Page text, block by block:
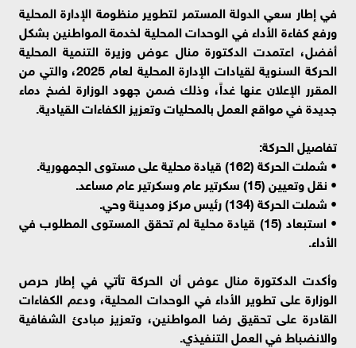
في إطار سعي الدولة المستمر لتطوير منظومة الإدارة المحلية
ورفع كفاءة الأداء في الوحدات المحلية لخدمة المواطنين بشكل
أفضل، اعتمدت الدكتورة منال عوض وزيرة التنمية المحلية
الحركة السنوية لقيادات الإدارة المحلية لعام 2025، والتي من
المقرر الإعلان عنها غداً، وذلك ضمن جهود الوزارة لضخ دماء
جديدة في مواقع العمل بالمحليات وتعزيز الكفاءات القيادية.
تفاصيل الحركة:
• شملت الحركة (162) قيادة محلية على مستوى الجمهورية.
• نقل وتعيين (15) سكرتير عام وسكرتير عام مساعد.
• شملت الحركة (134) رئيس مركز ومدينة وحي.
• استبعاد (15) قيادة محلية لم تحقق المستوى المطلوب في
الأداء.
وأكدت الدكتورة منال عوض أن الحركة تأتي في إطار حرص
الوزارة على تطوير الأداء في الوحدات المحلية، ودعم الكفاءات
القادرة على تحقيق رضا المواطنين، وتعزيز مبادئ الشفافية
والانضباط في العمل التنفيذي.